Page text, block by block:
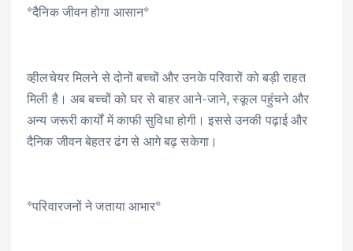
*दैनिक जीवन होगा आसान*
व्हीलचेयर मिलने से दोनों बच्चों और उनके परिवारों को बड़ी राहत
मिली है। अब बच्चों को घर से बाहर आने-जाने, स्कूल पहुंचने और
अन्य जरूरी कार्यों में काफी सुविधा होगी। इससे उनकी पढ़ाई और
दैनिक जीवन बेहतर ढंग से आगे बढ़ सकेगा।
*परिवारजनों ने जताया आभार*